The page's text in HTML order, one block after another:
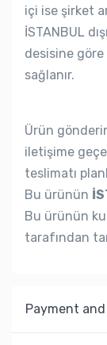
içi ise şirket
İSTANBUL
desisine
sağlanır.
Ürün
iletişime
teslimatı
Bu ürünün
Bu ürünün
tarafından
Payment